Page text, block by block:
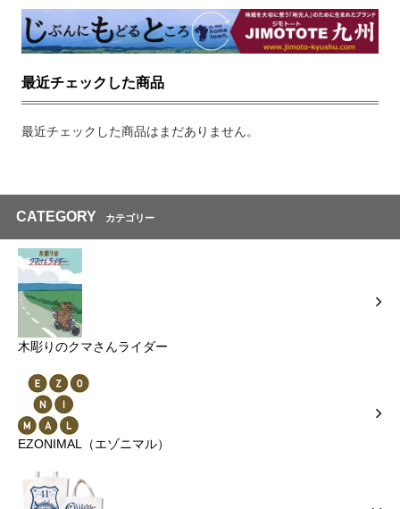
最近チェックした商品
最近チェックした商品はまだありません。
CATEGORY カテゴリー
木彫りのクマさんライダー
EZONIMAL（エゾニマル）